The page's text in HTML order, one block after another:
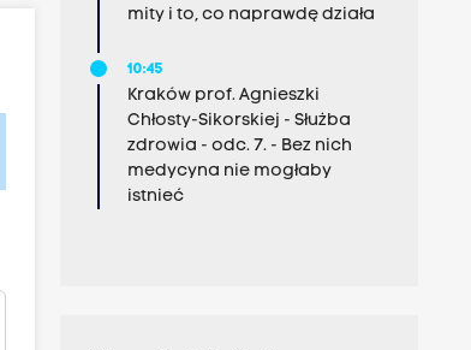
mity i to, co naprawdę działa
10:45
Kraków prof. Agnieszki
Chłosty-Sikorskiej - Służba
zdrowia - odc. 7. - Bez nich
medycyna nie mogłaby
istnieć